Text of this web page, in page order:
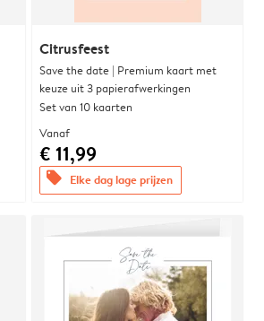
Citrusfeest
Save the date | Premium kaart met
keuze uit 3 papierafwerkingen
Set van 10 kaarten
Vanaf
€ 11,99
offers Elke dag lage prijzen